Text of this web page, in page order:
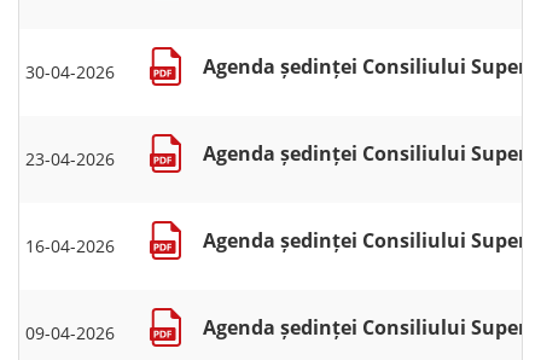
30-04-2026 Agenda ședinței Consiliului
23-04-2026 Agenda ședinței Consiliului
16-04-2026 Agenda ședinței Consiliului
09-04-2026 Agenda ședinței Consiliului